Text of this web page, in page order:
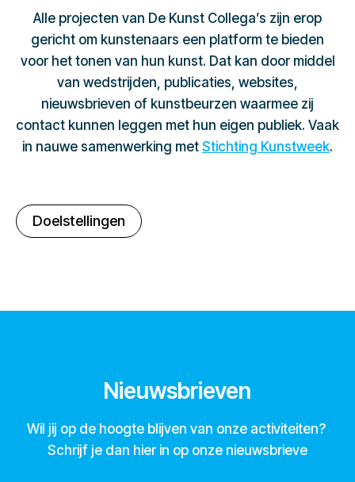
Alle projecten van De Kunst Collega’s zijn erop
gericht om kunstenaars een platform te bieden
voor het tonen van hun kunst. Dat kan door middel
van wedstrijden, publicaties, websites,
nieuwsbrieven of kunstbeurzen waarmee zij
contact kunnen leggen met hun eigen publiek. Vaak
in nauwe samenwerking met Stichting Kunstweek.
Doelstellingen
Nieuwsbrieven
Wil jij op de hoogte blijven van onze activiteiten?
Schrijf je dan hier in op onze nieuwsbrieve